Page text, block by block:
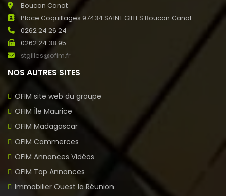
Boucan Canot
Place Coquillages 97434 SAINT GILLES Boucan Canot
0262 24 26 24
0262 24 38 95
stgilles@ofim.fr
NOS AUTRES SITES
OFIM site web du groupe
OFIM Île Maurice
OFIM Madagascar
OFIM Commerces
OFIM Annonces Vidéos
OFIM Top Annonces
Immobilier Ouest la Réunion